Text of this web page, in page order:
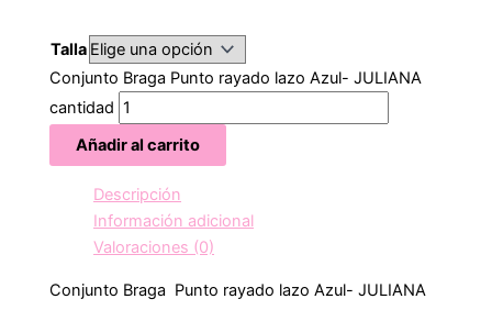
Talla
Conjunto Braga Punto rayado lazo Azul- JULIANA
cantidad
Añadir al carrito
Descripción
Información adicional
Valoraciones (0)
Conjunto Braga Punto rayado lazo Azul- JULIANA